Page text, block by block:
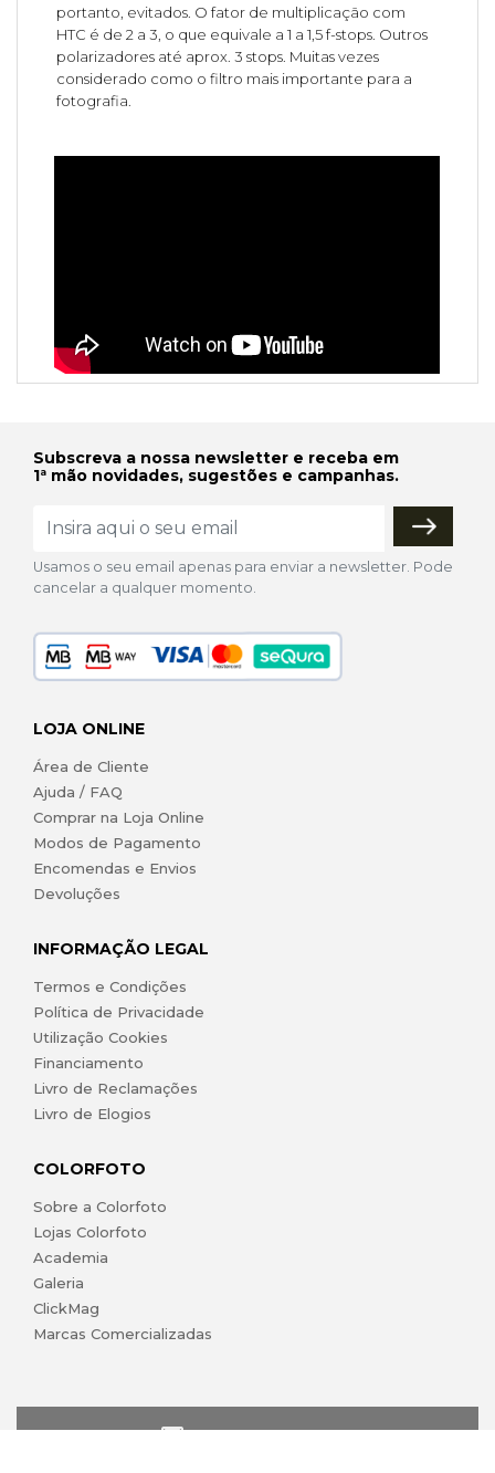
portanto, evitados. O fator de multiplicação com
HTC é de 2 a 3, o que equivale a 1 a 1,5 f-stops. Outros
polarizadores até aprox. 3 stops. Muitas vezes
considerado como o filtro mais importante para a
fotografia.
Subscreva a nossa newsletter e receba em
1ª mão novidades, sugestões e campanhas.
Usamos o seu email apenas para enviar a newsletter. Pode
cancelar a qualquer momento.
LOJA ONLINE
Área de Cliente
Ajuda / FAQ
Comprar na Loja Online
Modos de Pagamento
Encomendas e Envios
Devoluções
INFORMAÇÃO LEGAL
Termos e Condições
Política de Privacidade
Utilização Cookies
Financiamento
Livro de Reclamações
Livro de Elogios
COLORFOTO
Sobre a Colorfoto
Lojas Colorfoto
Academia
Galeria
ClickMag
Marcas Comercializadas
lojaonline@colorfoto.pt